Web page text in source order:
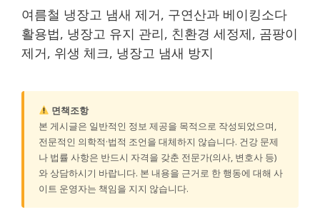
여름철 냉장고 냄새 제거, 구연산과 베이킹소다
활용법, 냉장고 유지 관리, 친환경 세정제, 곰팡이
제거, 위생 체크, 냉장고 냄새 방지
면책조항
본 게시글은 일반적인 정보 제공을 목적으로 작성되었으며,
전문적인 의학적·법적 조언을 대체하지 않습니다. 건강 문제
나 법률 사항은 반드시 자격을 갖춘 전문가(의사, 변호사 등)
와 상담하시기 바랍니다. 본 내용을 근거로 한 행동에 대해 사
이트 운영자는 책임을 지지 않습니다.